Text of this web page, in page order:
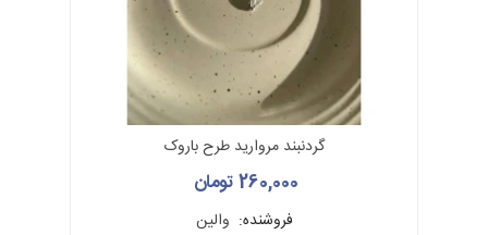
گردنبند مروارید طرح باروک
260,000 تومان
فروشنده: والین